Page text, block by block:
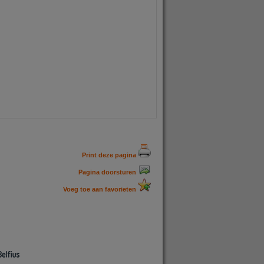
Print deze pagina
Pagina doorsturen
Voeg toe aan favorieten